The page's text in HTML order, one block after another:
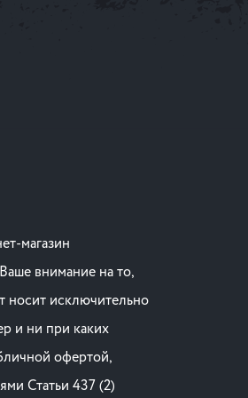
магазин
внимание на то,
носит исключительно
и ни при каких
офертой,
Статьи 437 (2)